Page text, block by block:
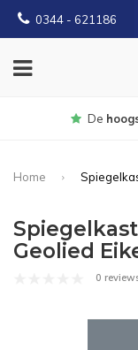
0344 - 621186
Home
Geolied
0